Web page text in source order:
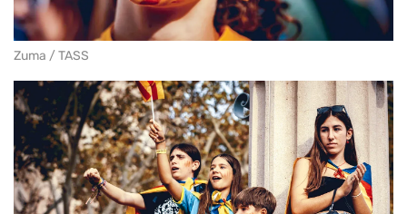
Zuma / TASS